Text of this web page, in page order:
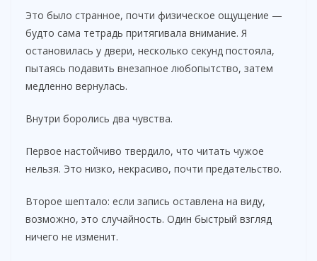
Это было странное, почти физическое ощущение —
будто сама тетрадь притягивала внимание. Я
остановилась у двери, несколько секунд постояла,
пытаясь подавить внезапное любопытство, затем
медленно вернулась.
Внутри боролись два чувства.
Первое настойчиво твердило, что читать чужое
нельзя. Это низко, некрасиво, почти предательство.
Второе шептало: если запись оставлена на виду,
возможно, это случайность. Один быстрый взгляд
ничего не изменит.